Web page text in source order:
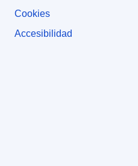
Cookies
Accesibilidad